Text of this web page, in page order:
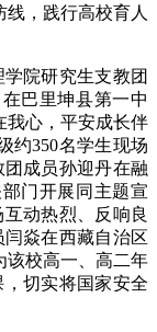
线，践行高校育人
院研究生支教团
巴里坤县第一中
我心，平安成长伴
约350名学生现场
成员孙迎丹在融
门开展同主题宣
动热烈、反响良
焱在西藏自治区
该校高一、高二年
切实将国家安全